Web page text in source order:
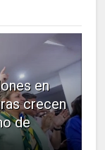
en
crecen
de